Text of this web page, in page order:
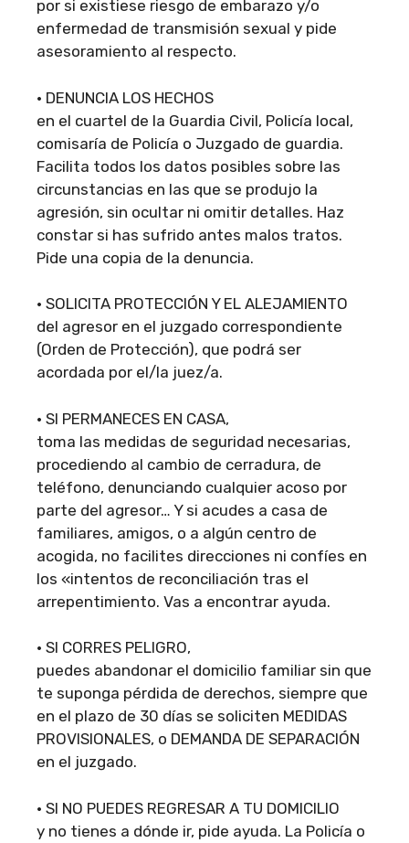
por si existiese riesgo de embarazo y/o
enfermedad de transmisión sexual y pide
asesoramiento al respecto.
• DENUNCIA LOS HECHOS
en el cuartel de la Guardia Civil, Policía local,
comisaría de Policía o Juzgado de guardia.
Facilita todos los datos posibles sobre las
circunstancias en las que se produjo la
agresión, sin ocultar ni omitir detalles. Haz
constar si has sufrido antes malos tratos.
Pide una copia de la denuncia.
• SOLICITA PROTECCIÓN Y EL ALEJAMIENTO
del agresor en el juzgado correspondiente
(Orden de Protección), que podrá ser
acordada por el/la juez/a.
• SI PERMANECES EN CASA,
toma las medidas de seguridad necesarias,
procediendo al cambio de cerradura, de
teléfono, denunciando cualquier acoso por
parte del agresor… Y si acudes a casa de
familiares, amigos, o a algún centro de
acogida, no facilites direcciones ni confíes en
los «intentos de reconciliación tras el
arrepentimiento. Vas a encontrar ayuda.
• SI CORRES PELIGRO,
puedes abandonar el domicilio familiar sin que
te suponga pérdida de derechos, siempre que
en el plazo de 30 días se soliciten MEDIDAS
PROVISIONALES, o DEMANDA DE SEPARACIÓN
en el juzgado.
• SI NO PUEDES REGRESAR A TU DOMICILIO
y no tienes a dónde ir, pide ayuda. La Policía o